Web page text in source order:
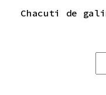
Chacuti de